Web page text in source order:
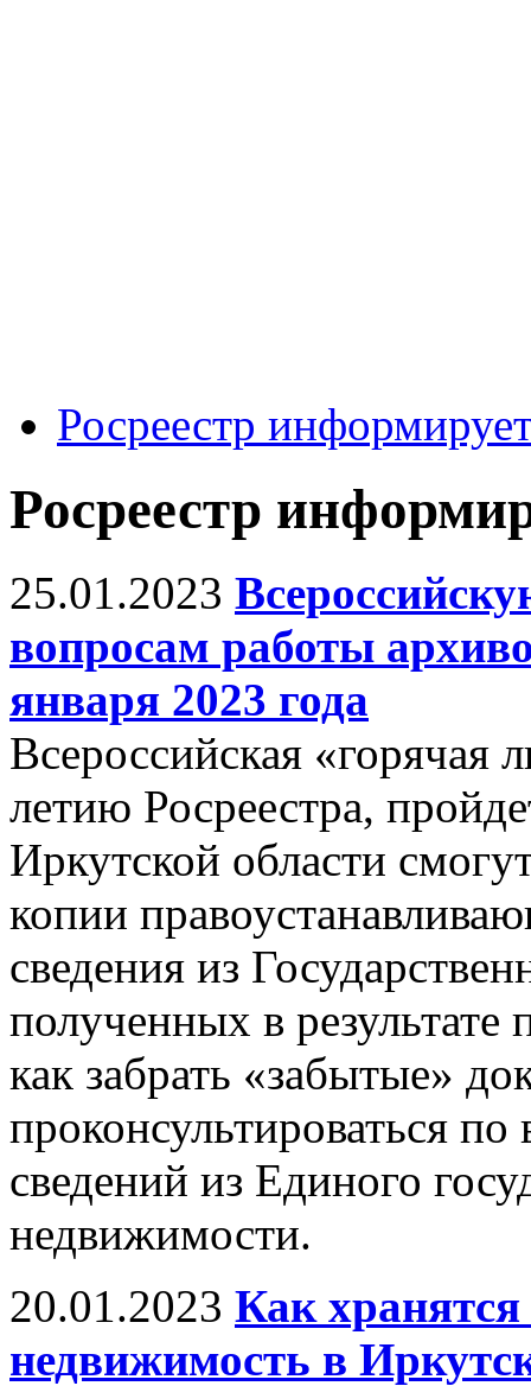
Росреестр
Росреестр
25.01.2023
вопросам работы
января 2023 года
Всероссийская «горячая
летию Росреестра,
Иркутской области
копии
сведения из
полученных в результате
как забрать «забытые»
проконсультироваться
сведений из Единого
недвижимости.
20.01.2023 Как
недвижимость в